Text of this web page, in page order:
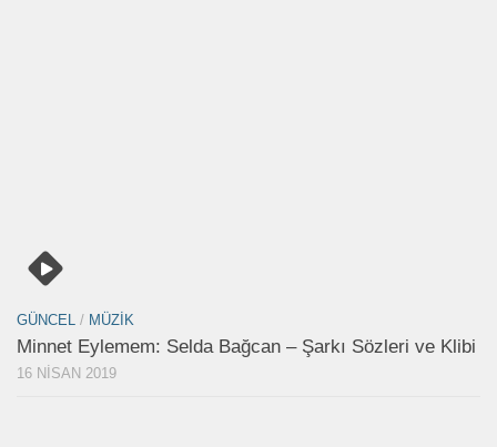
GÜNCEL / MÜZIK
Minnet Eylemem: Selda Bağcan – Şarkı Sözleri ve Klibi
16 NISAN 2019